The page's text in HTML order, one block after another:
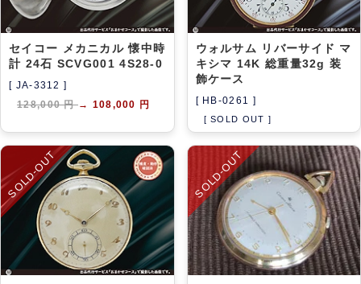
セイコー メカニカル 懐中時
計 24石 SCVG001 4S28-0
[ JA-3312 ]
128,000 円→ 108,000 円
ウォルサム リバーサイド マ
キシマ 14K 総重量32g 装
飾ケース
[ HB-0261 ]
[ SOLD OUT ]
SOLD-OUT SOLD-OUT